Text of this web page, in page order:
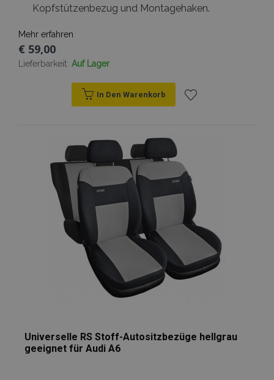
Kopfstützenbezug und Montagehaken.
Mehr erfahren
€ 59,00
Lieferbarkeit: Auf Lager
In Den Warenkorb
hinzufügen
Universelle RS Stoff-Autositzbezüge hellgrau
geeignet für Audi A6